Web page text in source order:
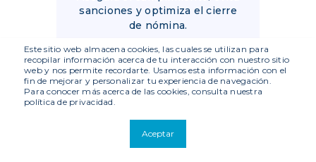
Este sitio web almacena cookies, las cuales se utilizan para
recopilar información acerca de tu interacción con nuestro sitio
web y nos permite recordarte. Usamos esta información con el
fin de mejorar y personalizar tu experiencia de navegación.
Para conocer más acerca de las cookies, consulta nuestra
política de privacidad.
Aceptar
sanciones y optimiza el cierre
de nómina.
Ver ahora